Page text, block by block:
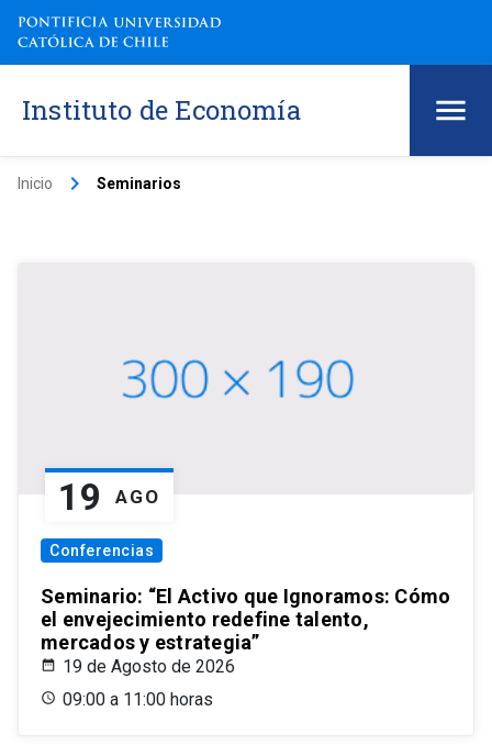
Instituto de Economía
Inicio keyboard_arrow_right Seminarios
19 AGO
Conferencias
Seminario: “El Activo que Ignoramos: Cómo
el envejecimiento redefine talento,
mercados y estrategia”
19 de Agosto de 2026
09:00 a 11:00 horas